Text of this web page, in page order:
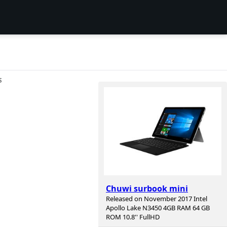
Chuwi surbook mini
Released on November 2017 Intel
Apollo Lake N3450 4GB RAM 64 GB
ROM 10.8'' FullHD